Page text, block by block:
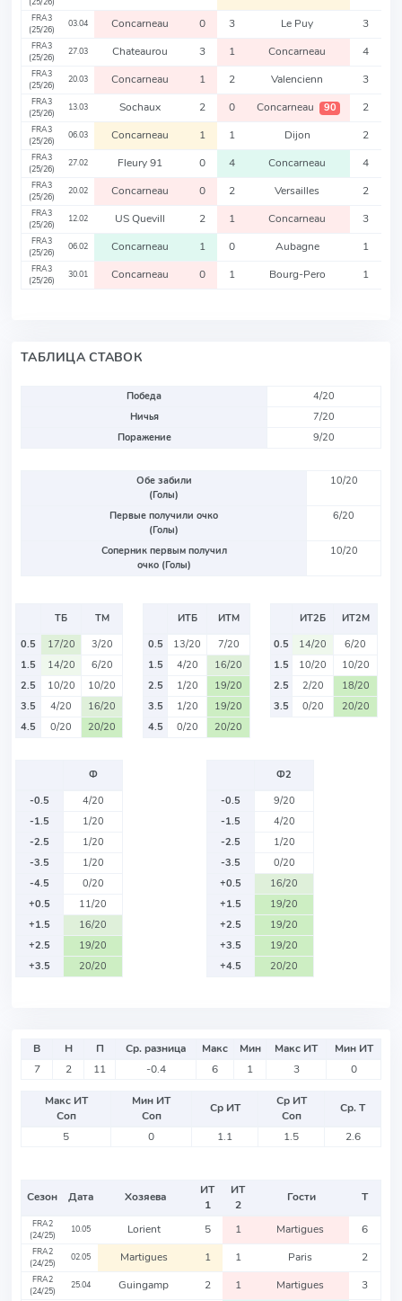
FRA3
(25/26)
03.04 Concarneau 0 3 Le Puy 3
FRA3
(25/26)
27.03 Chateaurou 3 1 Concarneau 4
FRA3
(25/26)
20.03 Concarneau 1 2 Valencienn 3
FRA3
(25/26)
13.03 Sochaux 2 0 Concarneau 90 2
FRA3
(25/26)
06.03 Concarneau 1 1 Dijon 2
FRA3
(25/26)
27.02 Fleury 91 0 4 Concarneau 4
FRA3
(25/26)
20.02 Concarneau 0 2 Versailles 2
FRA3
(25/26)
12.02 US Quevill 2 1 Concarneau 3
FRA3
(25/26)
06.02 Concarneau 1 0 Aubagne 1
FRA3
(25/26)
30.01 Concarneau 0 1 Bourg-Pero 1
ТАБЛИЦА СТАВОК
Победа
4/20
Ничья
7/20
Поражение
9/20
Обе забили
(Голы)
10/20
Первые получили очко
(Голы)
6/20
Соперник первым получил
очко (Голы)
10/20
ТБ
ТМ
0.5
17/20
3/20
1.5
14/20
6/20
2.5
10/20
10/20
3.5
4/20
16/20
4.5
0/20 20/20
ИТБ
ИТМ
0.5
13/20
7/20
1.5
4/20
16/20
2.5
1/20
19/20
3.5
1/20
19/20
4.5
0/20 20/20
ИТ2Б
ИТ2М
0.5
14/20
6/20
1.5
10/20
10/20
2.5
2/20
18/20
3.5
0/20 20/20
Ф
-0.5
4/20
-1.5
1/20
-2.5
1/20
-3.5
1/20
-4.5
0/20
+0.5
11/20
+1.5
16/20
+2.5
19/20
+3.5
20/20
Ф2
-0.5
9/20
-1.5
4/20
-2.5
1/20
-3.5
0/20
+0.5
16/20
+1.5
19/20
+2.5
19/20
+3.5
19/20
+4.5
20/20
В Н П Ср. разница Макс Мин Макс ИТ
Мин ИТ
7
2 11 -0.4 6 1 3 0
Макс ИТ
Соп
Мин ИТ
Соп
Ср ИТ
Ср ИТ
Соп
Ср. Т
5
0 1.1 1.5 2.6
Сезон Дата Хозяева
ИТ
1
ИТ
2
Гости Т
FRA2
(24/25)
10.05 Lorient 5 1 Martigues 6
FRA2
(24/25)
02.05 Martigues 1 1 Paris 2
FRA2
(24/25)
25.04 Guingamp 2 1 Martigues 3